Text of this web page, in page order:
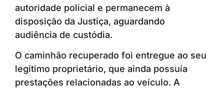
autoridade policial e permanecem à
disposição da Justiça, aguardando
audiência de custódia.
O caminhão recuperado foi entregue ao seu
legítimo proprietário, que ainda possuía
prestações relacionadas ao veículo. A